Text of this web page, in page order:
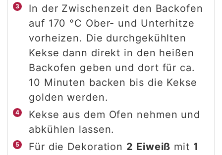
In der Zwischenzeit den Backofen
auf 170 °C Ober- und Unterhitze
vorheizen. Die durchgekühlten
Kekse dann direkt in den heißen
Backofen geben und dort für ca.
10 Minuten backen bis die Kekse
golden werden.
Kekse aus dem Ofen nehmen und
abkühlen lassen.
Für die Dekoration 2 Eiweiß mit 1